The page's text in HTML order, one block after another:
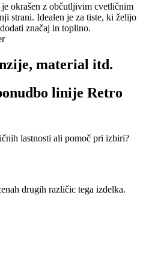
okrašen z občutljivim cvetličnim
strani. Idealen je za tiste, ki želijo
značaj in toplino.
material itd.
linije Retro
lastnosti ali pomoč pri izbiri?
drugih različic tega izdelka.